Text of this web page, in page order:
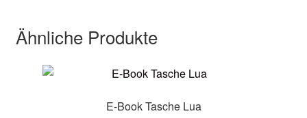
Ähnliche Produkte
E-Book Tasche Lua